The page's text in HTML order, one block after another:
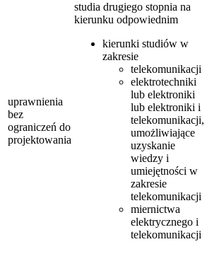
uprawnienia
bez
ograniczeń do
projektowania
studia drugiego stopnia na
kierunku odpowiednim
kierunki studiów w
zakresie
telekomunikacji
elektrotechniki
lub elektroniki
lub elektroniki i
telekomunikacji,
umożliwiające
uzyskanie
wiedzy i
umiejętności w
zakresie
telekomunikacji
miernictwa
elektrycznego i
telekomunikacji